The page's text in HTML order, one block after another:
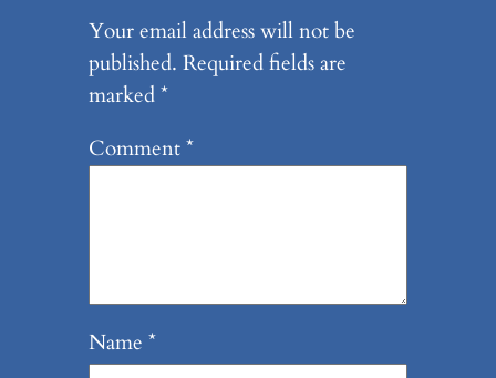
Your email address will not be
published. Required fields are
marked*
Comment*
Name *